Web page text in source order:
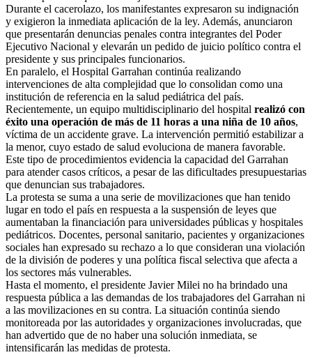
Durante el cacerolazo, los manifestantes expresaron su indignación
y exigieron la inmediata aplicación de la ley. Además, anunciaron
que presentarán denuncias penales contra integrantes del Poder
Ejecutivo Nacional y elevarán un pedido de juicio político contra el
presidente y sus principales funcionarios.
En paralelo, el Hospital Garrahan continúa realizando
intervenciones de alta complejidad que lo consolidan como una
institución de referencia en la salud pediátrica del país.
Recientemente, un equipo multidisciplinario del hospital realizó con
éxito una operación de más de 11 horas a una niña de 10 años,
víctima de un accidente grave. La intervención permitió estabilizar a
la menor, cuyo estado de salud evoluciona de manera favorable.
Este tipo de procedimientos evidencia la capacidad del Garrahan
para atender casos críticos, a pesar de las dificultades presupuestarias
que denuncian sus trabajadores.
La protesta se suma a una serie de movilizaciones que han tenido
lugar en todo el país en respuesta a la suspensión de leyes que
aumentaban la financiación para universidades públicas y hospitales
pediátricos. Docentes, personal sanitario, pacientes y organizaciones
sociales han expresado su rechazo a lo que consideran una violación
de la división de poderes y una política fiscal selectiva que afecta a
los sectores más vulnerables.
Hasta el momento, el presidente Javier Milei no ha brindado una
respuesta pública a las demandas de los trabajadores del Garrahan ni
a las movilizaciones en su contra. La situación continúa siendo
monitoreada por las autoridades y organizaciones involucradas, que
han advertido que de no haber una solución inmediata, se
intensificarán las medidas de protesta.